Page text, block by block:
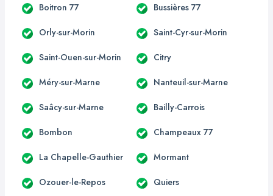
Boitron 77 Bussières 77
Orly-sur-Morin Saint-Cyr-sur-Morin
Saint-Ouen-sur-Morin Citry
Méry-sur-Marne Nanteuil-sur-Marne
Saâcy-sur-Marne Bailly-Carrois
Bombon Champeaux 77
La Chapelle-Gauthier Mormant
Ozouer-le-Repos Quiers